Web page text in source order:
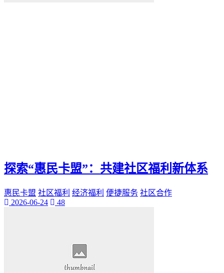
探索“惠民卡盟”：共建社区福利新体系
惠民卡盟 社区福利 经济福利 便捷服务 社区合作
2026-06-24
48